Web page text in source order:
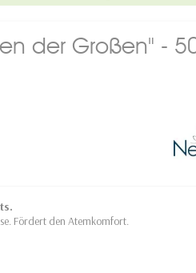
der Großen" -
Fördert den Atemkomfort.